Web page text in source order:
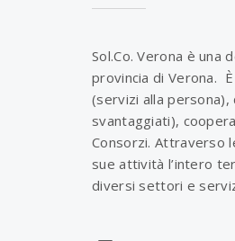
Sol.Co. Verona è una
provincia di Verona.
(servizi alla
svantaggiati),
Consorzi. Attraverso
sue attività l’intero
diversi settori e